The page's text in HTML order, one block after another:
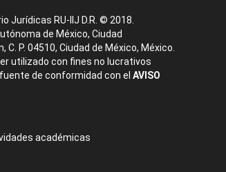
Jurídicas RU-IIJ D.R. © 2018.
de México, Ciudad
C. P. 04510, Ciudad de México, México.
utilizado con fines no lucrativos
de conformidad con el AVISO
académicas